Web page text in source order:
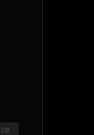
(3)